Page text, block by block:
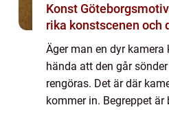
Konst
rika konstscenen och
Äger man en dyr kamera
hända att den går
rengöras. Det är där
kommer in. Begreppet är brett och omfattar